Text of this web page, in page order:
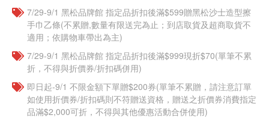
7/29-9/1 黑松品牌館 指定品折扣後滿$599贈黑松沙士造型擦
手巾乙條(不累贈,數量有限送完為止；到店取貨及超商取貨不
適用；依購物車帶出為主)
7/29-9/1 黑松品牌館 指定品折扣後滿$999現折$70(單筆不累
折，不得與折價券/折扣碼併用)
即日起-9/1 不限金額下單贈$200券(單筆不累贈，請注意訂單
如使用折價券/折扣碼則不符贈送資格，贈送之折價券消費指定
品滿$2,000可折，不得與其他優惠活動合併使用)